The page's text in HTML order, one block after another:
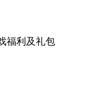
福利 及礼包